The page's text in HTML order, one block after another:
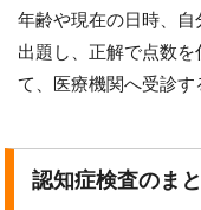
年齢や現在の日時、
出題し、正解で点数
て、医療機関へ受診す
認知症検査のま